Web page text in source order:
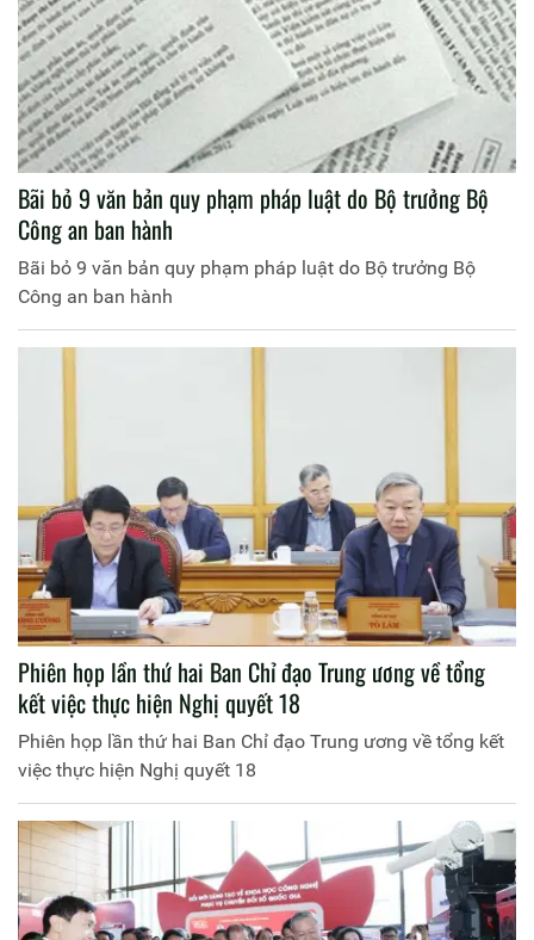
Bãi bỏ 9 văn bản quy phạm pháp luật do Bộ trưởng Bộ
Công an ban hành
Bãi bỏ 9 văn bản quy phạm pháp luật do Bộ trưởng Bộ
Công an ban hành
Phiên họp lần thứ hai Ban Chỉ đạo Trung ương về tổng
kết việc thực hiện Nghị quyết 18
Phiên họp lần thứ hai Ban Chỉ đạo Trung ương về tổng kết
việc thực hiện Nghị quyết 18